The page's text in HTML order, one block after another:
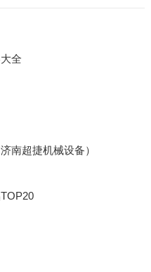
全
南超捷机械设备）